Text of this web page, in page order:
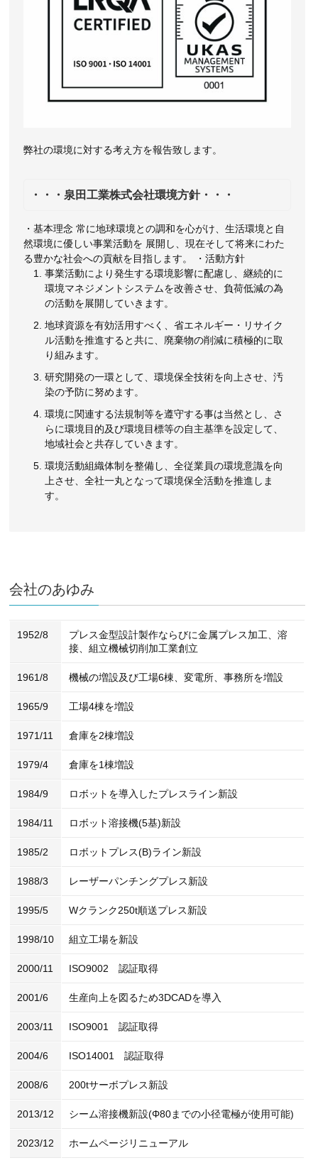
弊社の環境に対する考え方を報告致します。
・・・泉田工業株式会社環境方針・・・
・基本理念 常に地球環境との調和を心がけ、生活環境と自
然環境に優しい事業活動を 展開し、現在そして将来にわた
る豊かな社会への貢献を目指します。 ・活動方針
事業活動により発生する環境影響に配慮し、継続的に
環境マネジメントシステムを改善させ、負荷低減の為
の活動を展開していきます。
地球資源を有効活用すべく、省エネルギー・リサイク
ル活動を推進すると共に、廃棄物の削減に積極的に取
り組みます。
研究開発の一環として、環境保全技術を向上させ、汚
染の予防に努めます。
環境に関連する法規制等を遵守する事は当然とし、さ
らに環境目的及び環境目標等の自主基準を設定して、
地域社会と共存していきます。
環境活動組織体制を整備し、全従業員の環境意識を向
上させ、全社一丸となって環境保全活動を推進しま
す。
会社のあゆみ
1952/8
プレス金型設計製作ならびに金属プレス加工、溶
接、組立機械切削加工業創立
1961/8 機械の増設及び工場6棟、変電所、事務所を増設
1965/9 工場4棟を増設
1971/11 倉庫を2棟増設
1979/4 倉庫を1棟増設
1984/9 ロボットを導入したプレスライン新設
1984/11 ロボット溶接機(5基)新設
1985/2 ロボットプレス(B)ライン新設
1988/3 レーザーパンチングプレス新設
1995/5 Wクランク250t順送プレス新設
1998/10 組立工場を新設
2000/11 ISO9002 認証取得
2001/6 生産向上を図るため3DCADを導入
2003/11 ISO9001 認証取得
2004/6 ISO14001 認証取得
2008/6 200tサーボプレス新設
2013/12 シーム溶接機新設(Φ80までの小径電極が使用可能)
2023/12 ホームページリニューアル